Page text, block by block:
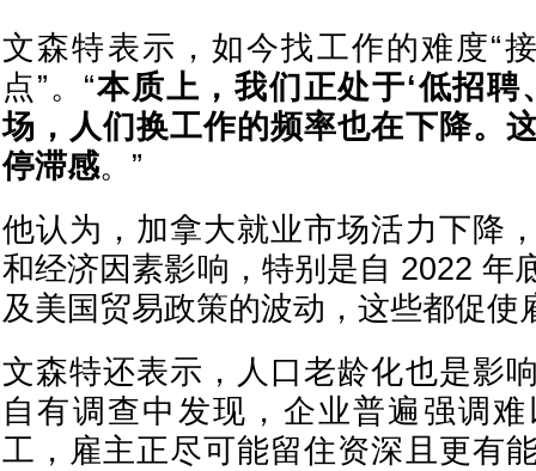
文森特表示，如今找工作的难度“
点”。“本质上，我们正处于‘低招聘
场，人们换工作的频率也在下降。
停滞感。”
他认为，加拿大就业市场活力下降
和经济因素影响，特别是自 2022 年
及美国贸易政策的波动，这些都促使
文森特还表示，人口老龄化也是影
自有调查中发现，企业普遍强调
工，雇主正尽可能留住资深且更有